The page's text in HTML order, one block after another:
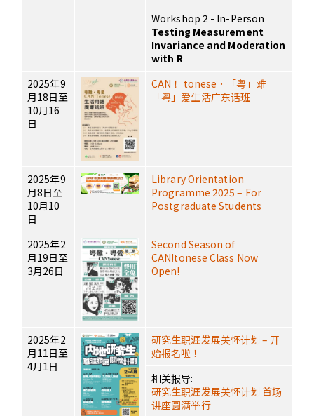
Workshop 2 - In-Person
Testing Measurement
Invariance and Moderation
with R
2025年9
月18日至
10月16
日
CAN！ tonese．「粤」难
「粤」爱生活广东话班
2025年9
月8日至
10月10
日
Library Orientation
Programme 2025 – For
Postgraduate Students
2025年2
月19日至
3月26日
Second Season of
CAN!tonese Class Now
Open!
2025年2
月11日至
4月1日
研究生职涯发展关怀计划 – 开
始报名啦！
相关报导:
研究生职涯发展关怀计划 首场
讲座圆满举行